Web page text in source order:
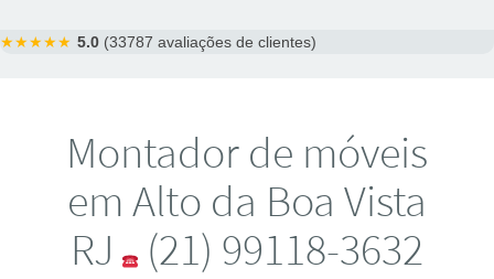
★★★★★ 5.0 (33787 avaliações de clientes)
Montador de móveis
em Alto da Boa Vista
RJ
(21) 99118-3632